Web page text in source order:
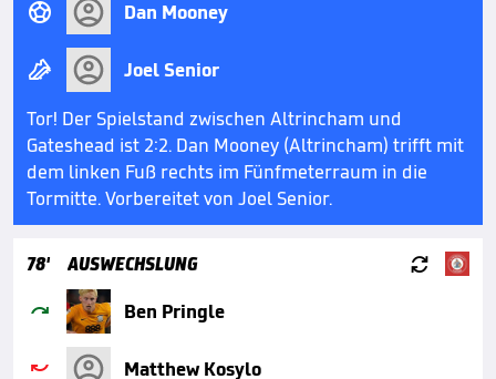
 Dan Mooney

Joel Senior
Tor! Der Spielstand zwischen Altrincham und
Gateshead ist 2:2. Dan Mooney (Altrincham) trifft mit
dem linken Fuß rechts im Fünfmeterraum in die
Tormitte. Vorbereitet von Joel Senior.
78' AUSWECHSLUNG 
 Ben Pringle

Matthew Kosylo